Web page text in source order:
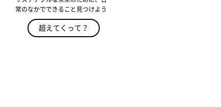
常のなかでできること見つけよう
超えてくって？